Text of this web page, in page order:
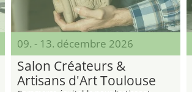
09. - 13. décembre 2026
Salon Créateurs &
Artisans d'Art Toulouse